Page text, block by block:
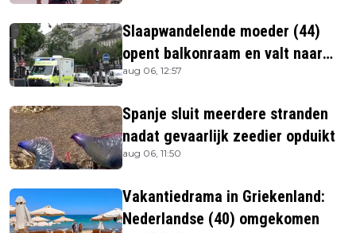
Slaapwandelende moeder (44)
opent balkonraam en valt naar
beneden
aug 06, 12:57
Spanje sluit meerdere stranden
nadat gevaarlijk zeedier opduikt
aug 06, 11:50
Vakantiedrama in Griekenland:
Nederlandse (40) omgekomen